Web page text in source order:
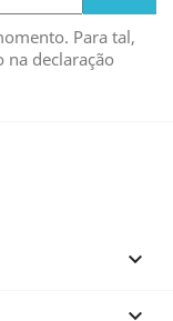
Para tal,
na declaração
